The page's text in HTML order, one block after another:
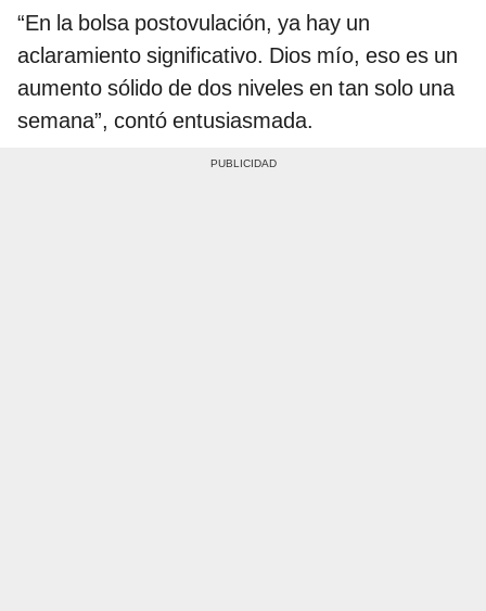
“En la bolsa postovulación, ya hay un
aclaramiento significativo. Dios mío, eso es un
aumento sólido de dos niveles en tan solo una
semana”, contó entusiasmada.